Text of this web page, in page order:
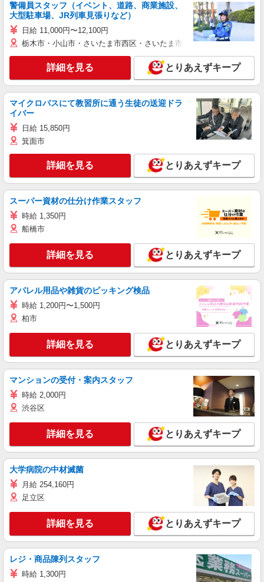
警備員スタッフ（イベント、道路、商業施設、
大型駐車場、JR列車見張りなど）
日給 11,000円〜12,100円
栃木市・小山市・さいたま市西区・さいたま市岩槻区・久喜市・蓮田
詳細を見る とりあえずキープ
マイクロバスにて教習所に通う生徒の送迎ドラ
イバー
日給 15,850円
箕面市
詳細を見る とりあえずキープ
スーパー資材の仕分け作業スタッフ
時給 1,350円
船橋市
詳細を見る とりあえずキープ
アパレル用品や雑貨のピッキング検品
時給 1,200円〜1,500円
柏市
詳細を見る とりあえずキープ
マンションの受付・案内スタッフ
時給 2,000円
渋谷区
詳細を見る とりあえずキープ
大学病院の中材滅菌
月給 254,160円
足立区
詳細を見る とりあえずキープ
レジ・商品陳列スタッフ
時給 1,300円